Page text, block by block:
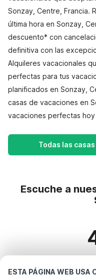
ESTA PÁGINA WEB USA
Sonzay, Centre, Francia.
última hora en Sonzay,
descuento* con
definitiva con las
Alquileres vacacionales
perfectas para tus
planificados en Sonzay,
casas de vacaciones en
vacaciones perfectas hoy
Todas las
Escuche a